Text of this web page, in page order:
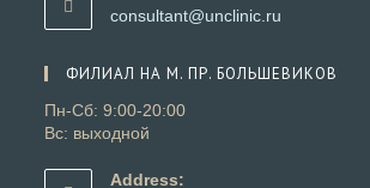
вашем
consultant@unclinic.ru
приложении
ФИЛИАЛ НА М. ПР. БОЛЬШЕВИКОВ
Пн-Сб: 9:00-20:00
Вс: выходной
Address: